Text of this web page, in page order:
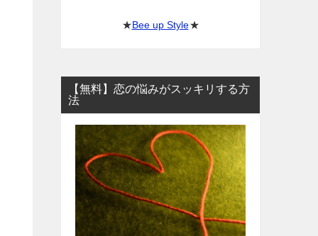
★Bee up Style★
【無料】恋の悩みがスッキリする方
法